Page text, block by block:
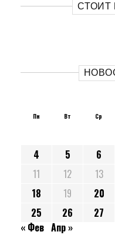
СТОИТ
Пн Вт Ср
4
5 6
11
12 13
18
19 20
25
26 27
« Фев Апр »